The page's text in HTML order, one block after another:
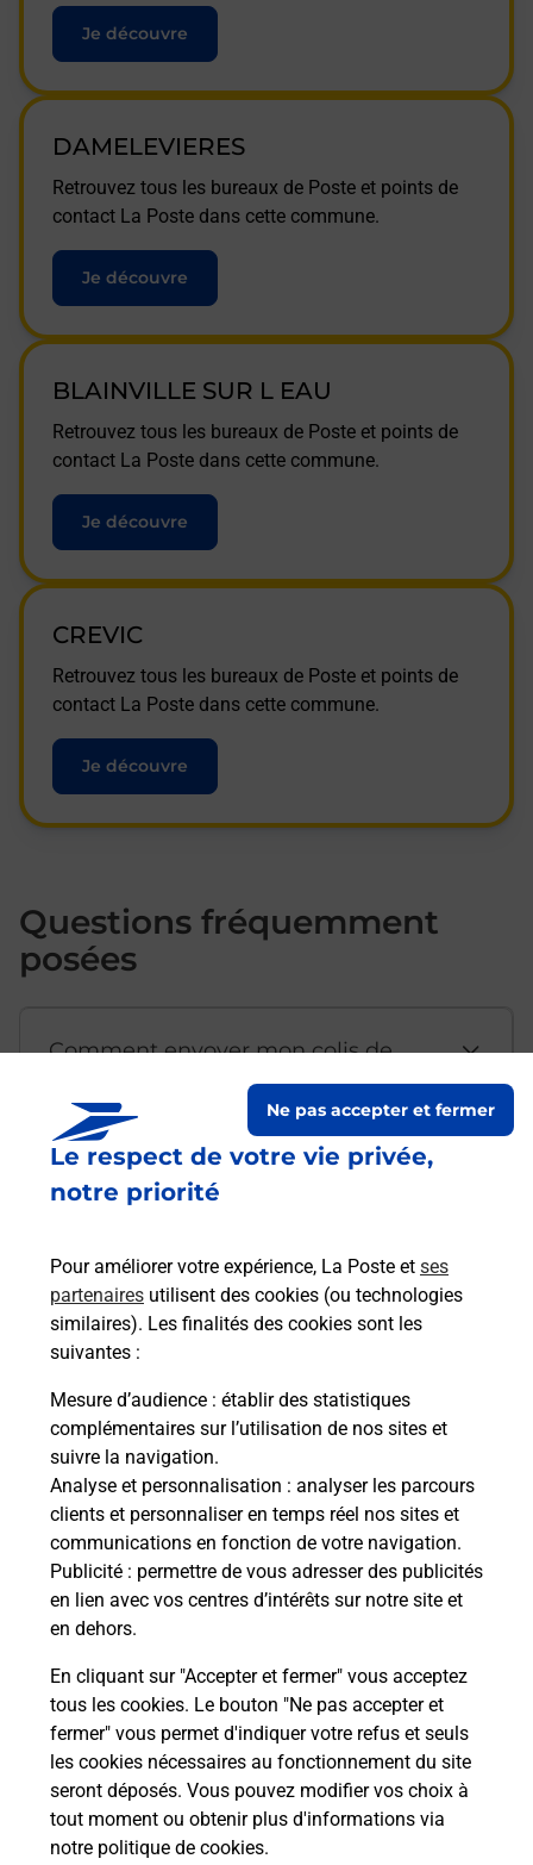
Le respect de votre vie privée,
notre priorité
Pour améliorer votre expérience, La Poste et ses
partenaires utilisent des cookies (ou technologies
similaires). Les finalités des cookies sont les
suivantes :
Mesure d’audience : établir des statistiques
complémentaires sur l’utilisation de nos sites et
suivre la navigation.
Analyse et personnalisation : analyser les parcours
clients et personnaliser en temps réel nos sites et
communications en fonction de votre navigation.
Publicité : permettre de vous adresser des publicités
en lien avec vos centres d’intérêts sur notre site et
en dehors.
En cliquant sur "Accepter et fermer" vous acceptez
tous les cookies. Le bouton "Ne pas accepter et
fermer" vous permet d'indiquer votre refus et seuls
les cookies nécessaires au fonctionnement du site
seront déposés. Vous pouvez modifier vos choix à
tout moment ou obtenir plus d'informations via
notre politique de cookies.
Ne pas accepter et fermer
Je découvre
DAMELEVIERES
Retrouvez tous les bureaux de Poste et points de
contact La Poste dans cette commune.
Je découvre
BLAINVILLE SUR L EAU
Retrouvez tous les bureaux de Poste et points de
contact La Poste dans cette commune.
Je découvre
CREVIC
Retrouvez tous les bureaux de Poste et points de
contact La Poste dans cette commune.
Je découvre
Questions fréquemment
posées
Comment envoyer mon colis de
Est-il possible d’acheter un
emballage directement depuis un
Comment demander une
modification de livraison ?
Comment La Poste participe-t-elle
à votre sécurité au quotidien ?
Puis-je passer mon code de la route
avec La Poste et sous quelles
conditions ?
Localiser Liste Meurthe-et-Moselle ROSIERES AUX SALINES